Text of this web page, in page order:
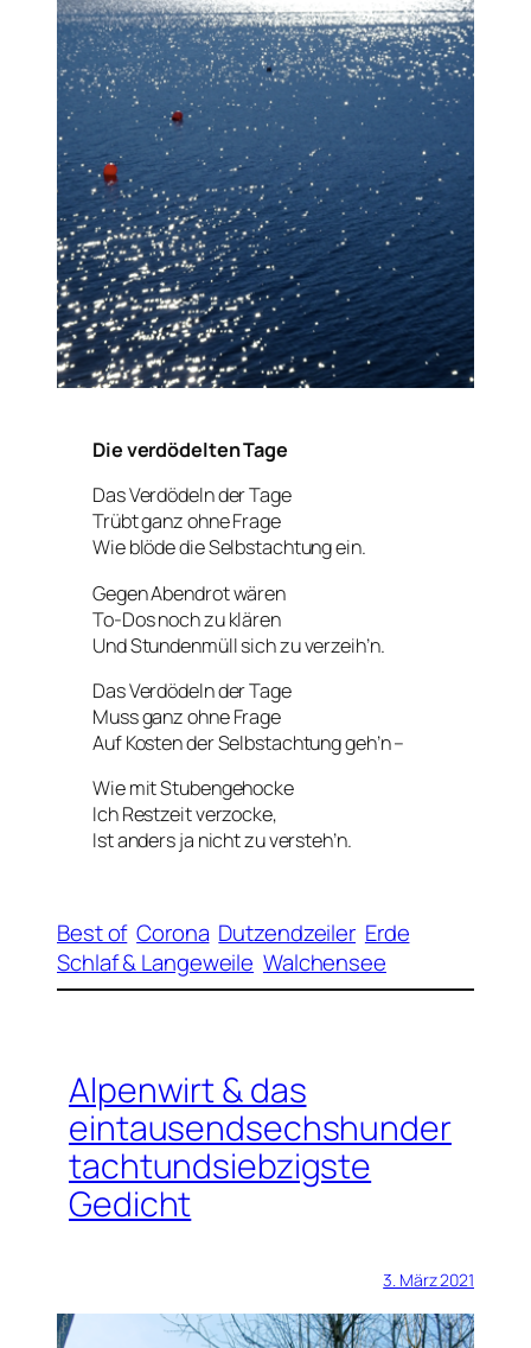
Die verdödelten Tage
Das Verdödeln der Tage
Trübt ganz ohne Frage
Wie blöde die Selbstachtung ein.
Gegen Abendrot wären
To-Dos noch zu klären
Und Stundenmüll sich zu verzeih’n.
Das Verdödeln der Tage
Muss ganz ohne Frage
Auf Kosten der Selbstachtung geh’n –
Wie mit Stubengehocke
Ich Restzeit verzocke,
Ist anders ja nicht zu versteh’n.
Best of Corona Dutzendzeiler Erde
Schlaf & Langeweile Walchensee
Alpenwirt & das
eintausendsechshunder
tachtundsiebzigste
Gedicht
3. März 2021